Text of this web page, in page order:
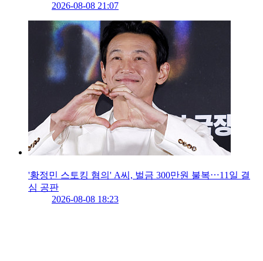
2026-08-08 21:07
'황정민 스토킹 혐의' A씨, 벌금 300만원 불복⋯11일 결
심 공판
2026-08-08 18:23